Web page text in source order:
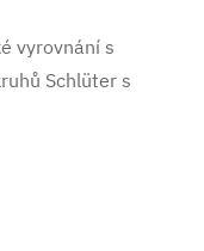
vyrovnání s
Schlüter s